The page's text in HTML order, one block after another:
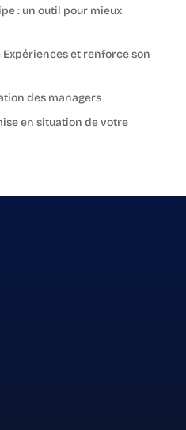
: un outil pour mieux
et renforce son
des managers
en situation de votre